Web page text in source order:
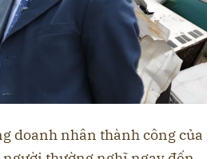
doanh nhân thành công của